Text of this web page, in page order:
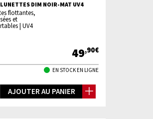
DIM NOIR-MAT UV4
flottantes,
et
| UV4
49,90€
EN STOCK EN LIGNE
AJOUTER AU PANIER